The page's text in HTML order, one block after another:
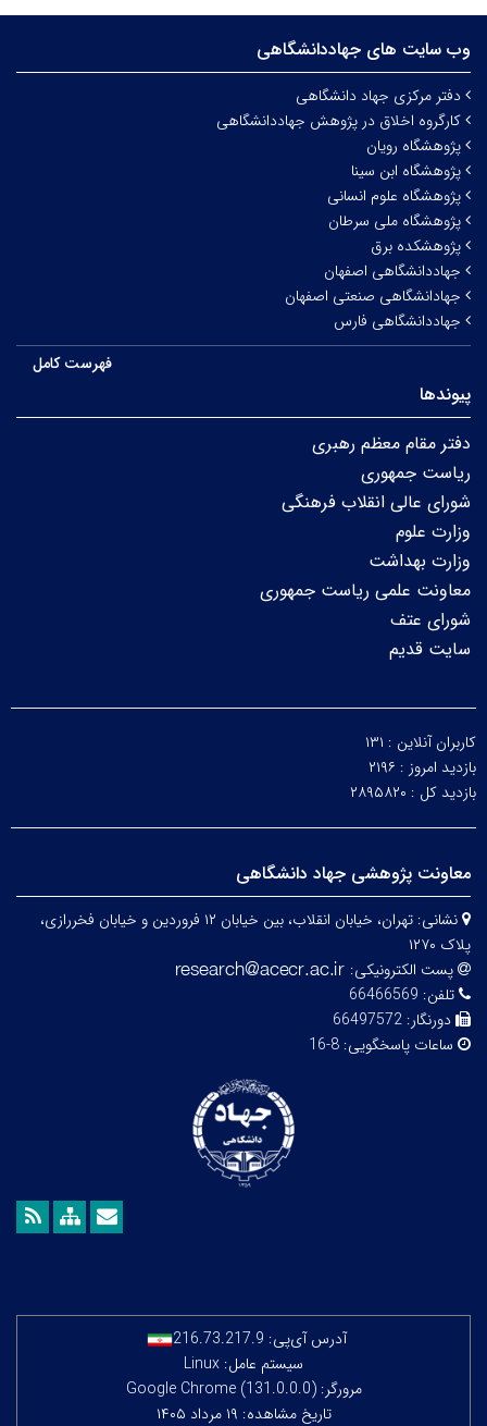
وب سایت های جهاددانشگاهی
دفتر مرکزی جهاد دانشگاهی
کارگروه اخلاق در پژوهش جهاددانشگاهی
پژوهشگاه رویان
پژوهشگاه ابن سینا
پژوهشگاه علوم انسانی
پژوهشگاه ملی سرطان
پژوهشکده برق
جهاددانشگاهی اصفهان
جهادانشگاهی صنعتی اصفهان
جهاددانشگاهی فارس
فهرست کامل
پیوندها
دفتر مقام معظم رهبری
ریاست جمهوری
شورای عالی انقلاب فرهنگی
وزارت علوم
وزارت بهداشت
معاونت علمی ریاست جمهوری
شورای عتف
سایت قدیم
کاربران آنلاین : ۱۳۱
بازدید امروز : ۲۱۹۶
بازدید کل : ۲۸۹۵۸۲۰
معاونت پژوهشی جهاد دانشگاهی
نشانی:
تهران، خیابان انقلاب، بین خیابان ۱۲ فروردین و خیابان فخررازی،
پلاک ۱۲۷۰
پست الکترونیکی:
تلفن: 66466569
دورنگار: 66497572
ساعات پاسخگویی: 8-16
آدرس آی‌پی: 216.73.217.9
سیستم عامل: Linux
مرورگر: Google Chrome (131.0.0.0)
تاریخ مشاهده: ۱۹ مرداد ۱۴۰۵